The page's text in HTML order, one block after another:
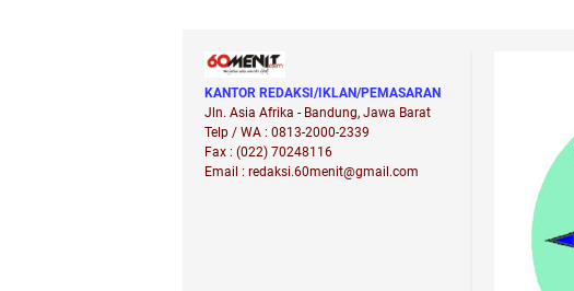
KANTOR REDAKSI/IKLAN/PEMASARAN
Jln. Asia Afrika - Bandung, Jawa Barat
Telp / WA : 0813-2000-2339
Fax : (022) 70248116
Email : redaksi.60menit@gmail.com